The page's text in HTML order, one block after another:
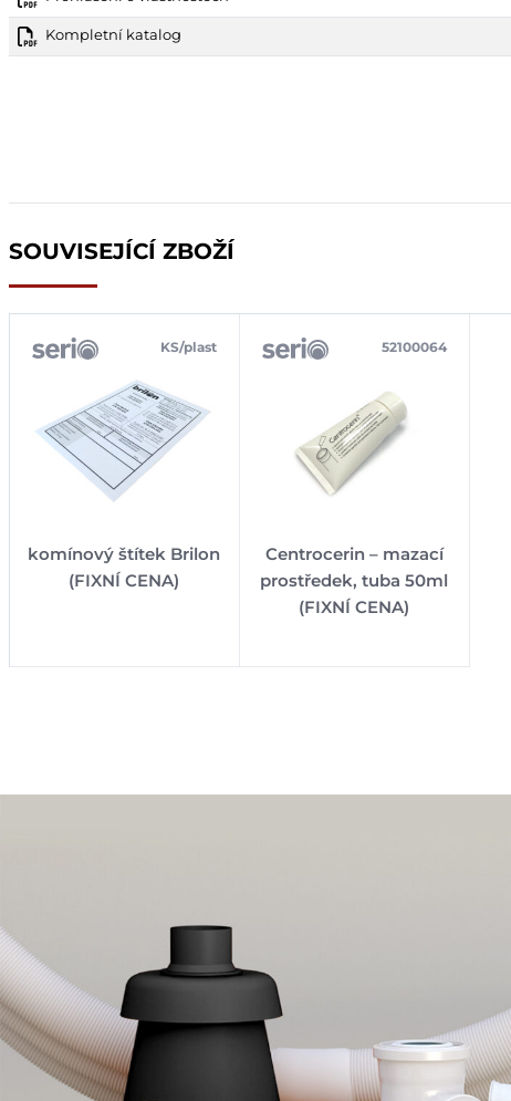
Kompletní katalog
SOUVISEJÍCÍ ZBOŽÍ
komínový štítek Brilon
(FIXNÍ CENA)
KS/plast
Centrocerin – mazací
prostředek, tuba 50ml
(FIXNÍ CENA)
52100064